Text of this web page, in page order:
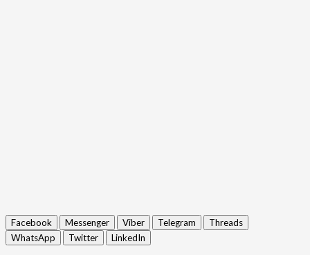
Facebook Messenger Viber Telegram
Threads
WhatsApp
Twitter LinkedIn